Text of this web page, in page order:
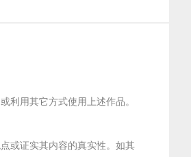
利用其它方式使用上述作品。
或证实其内容的真实性。如其